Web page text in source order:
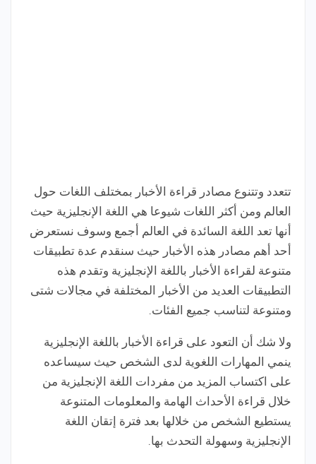
تتعدد وتتنوع مصادر قراءة الأخبار بمختلف اللغات حول
العالم ومن أكثر اللغات شيوعا هي اللغة الإنجليزية حيث
أنها تعد اللغة السائدة في العالم أجمع وسوف نستعرض
أحد أهم مصادر هذه الأخبار حيث سنقدم عدة تطبيقات
متنوعة لقراءة الأخبار باللغة الإنجليزية وتقدم هذه
التطبيقات العديد من الأخبار المختلفة في مجالات شتى
ومتنوعة لتناسب جميع الفئات.
ولا شك أن التعود على قراءة الأخبار باللغة الإنجليزية
ينمي المهارات اللغوية لدى الشخص حيث سيساعده
على اكتساب المزيد من مفردات اللغة الإنجليزية من
خلال قراءة الأحداث الهامة والمعلومات المتنوعة
يستطيع الشخص من خلالها بعد فترة إتقان اللغة
الإنجليزية وسهولة التحدث بها.